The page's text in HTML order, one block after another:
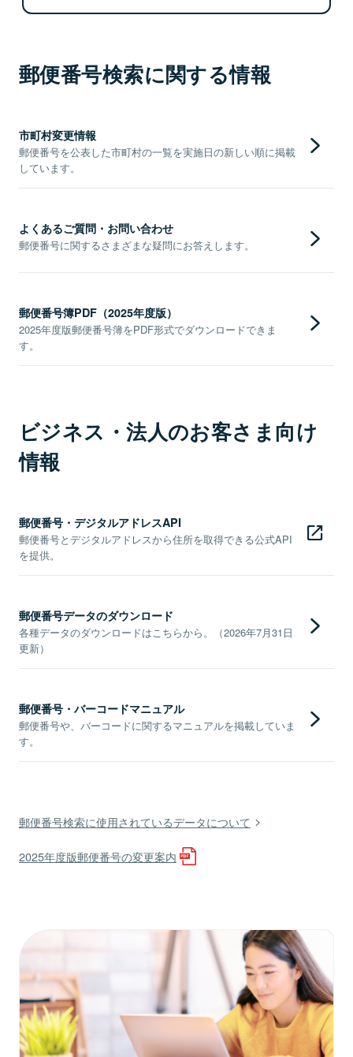
郵便番号検索に関する情報
市町村変更情報
郵便番号を公表した市町村の一覧を実施日の新しい順に掲載
しています。
よくあるご質問・お問い合わせ
郵便番号に関するさまざまな疑問にお答えします。
郵便番号簿PDF（2025年度版）
2025年度版郵便番号簿をPDF形式でダウンロードできま
す。
ビジネス・法人のお客さま向け
情報
郵便番号・デジタルアドレスAPI
郵便番号とデジタルアドレスから住所を取得できる公式API
を提供。
郵便番号データのダウンロード
各種データのダウンロードはこちらから。（2026年7月31日
更新）
郵便番号・バーコードマニュアル
郵便番号や、バーコードに関するマニュアルを掲載していま
す。
郵便番号検索に使用されているデータについて
2025年度版郵便番号の変更案内